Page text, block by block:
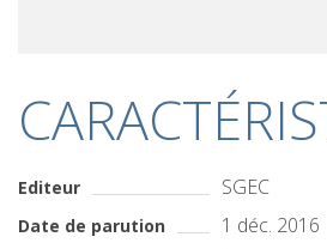
Editeur SGEC
Date de parution 1 déc. 2016